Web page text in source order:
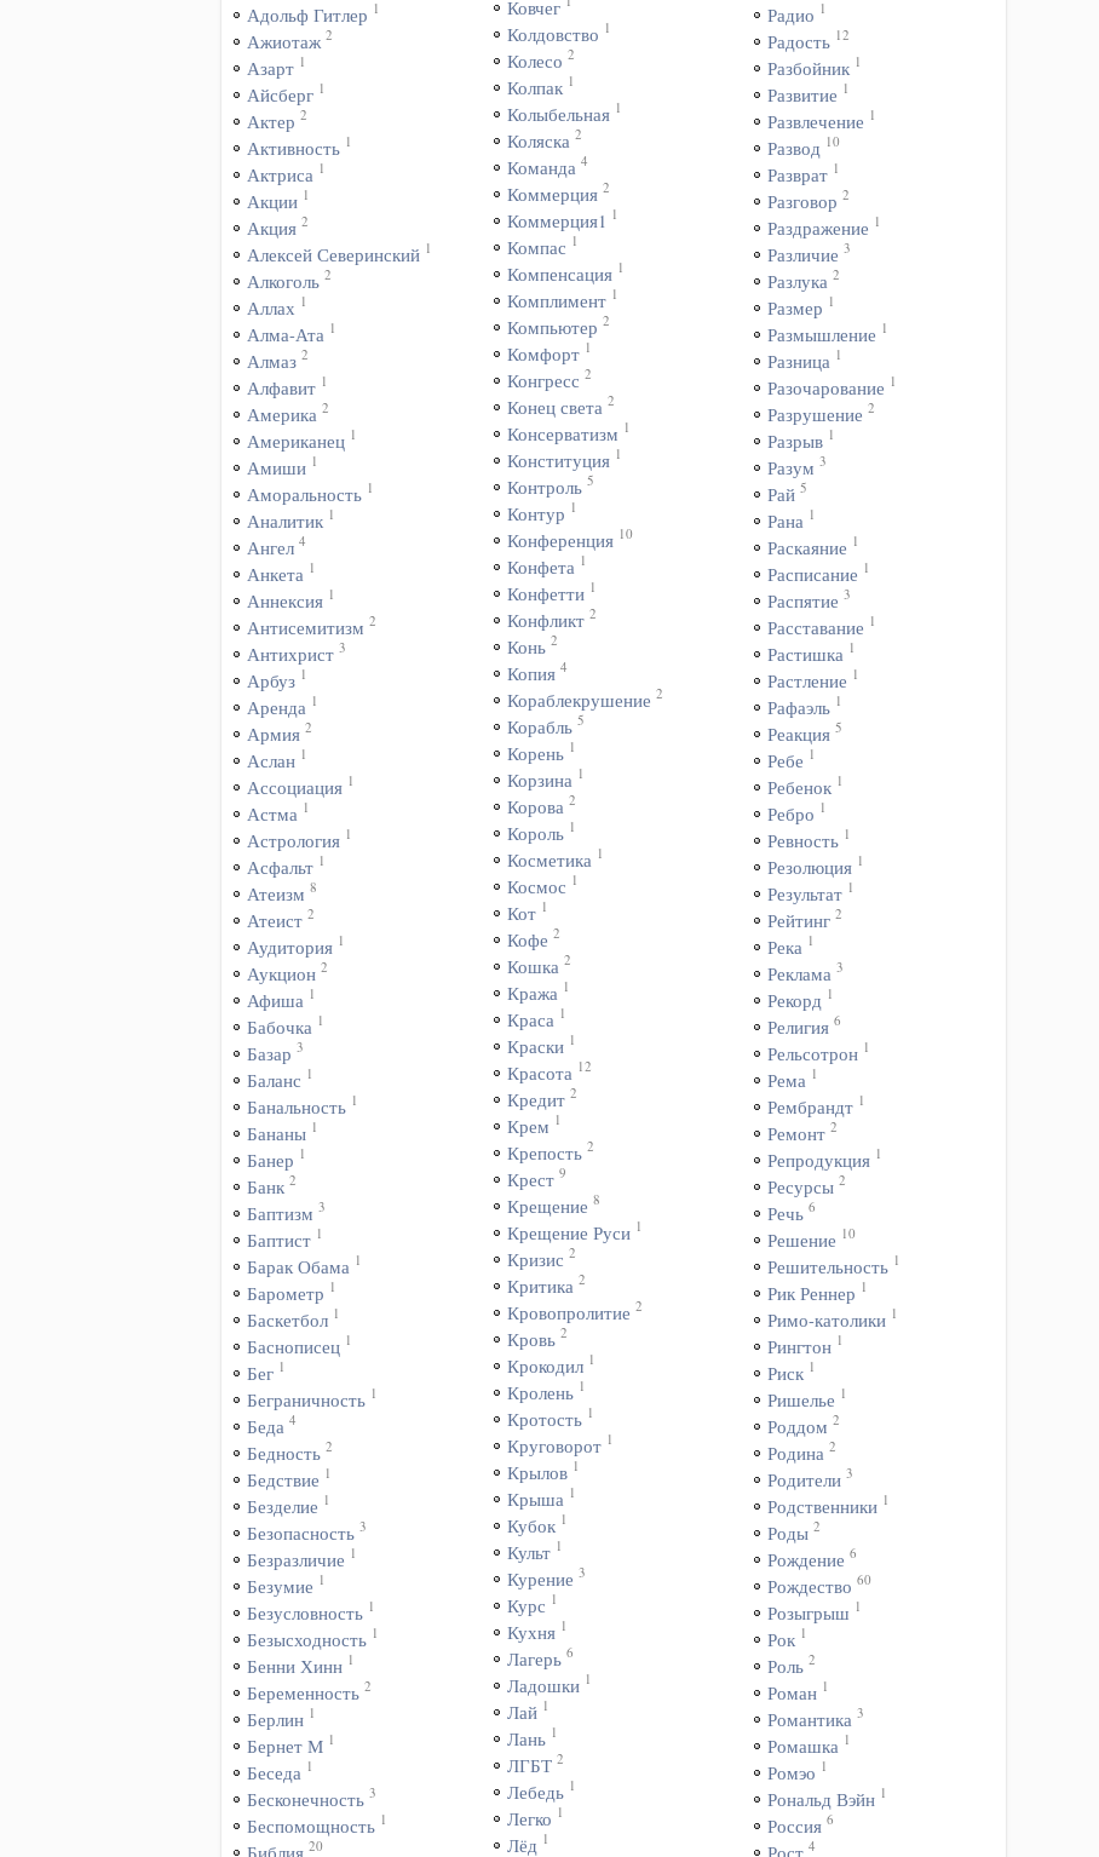
Адольф Гитлер 1
Ажиотаж 2
Азарт 1
Айсберг 1
Актер 2
Активность 1
Актриса 1
Акции 1
Акция 2
Алексей Северинский 1
Алкоголь 2
Аллах 1
Алма-Ата 1
Алмаз 2
Алфавит 1
Америка 2
Американец 1
Амиши 1
Аморальность 1
Аналитик 1
Ангел 4
Анкета 1
Аннексия 1
Антисемитизм 2
Антихрист 3
Арбуз 1
Аренда 1
Армия 2
Аслан 1
Ассоциация 1
Астма 1
Астрология 1
Асфальт 1
Атеизм 8
Атеист 2
Аудитория 1
Аукцион 2
Афиша 1
Бабочка 1
Базар 3
Баланс 1
Банальность 1
Бананы 1
Банер 1
Банк 2
Баптизм 3
Баптист 1
Барак Обама 1
Барометр 1
Баскетбол 1
Баснописец 1
Бег 1
Беграничность 1
Беда 4
Бедность 2
Бедствие 1
Безделие 1
Безопасность 3
Безразличие 1
Безумие 1
Безусловность 1
Безысходность 1
Бенни Хинн 1
Беременность 2
Берлин 1
Бернет М 1
Беседа 1
Бесконечность 3
Беспомощность 1
20
Ковчег
Колдовство 1
Колесо 2
Колпак 1
Колыбельная 1
Коляска 2
Команда 4
Коммерция 2
Коммерция1 1
Компас 1
Компенсация 1
Комплимент 1
Компьютер 2
Комфорт 1
Конгресс 2
Конец света 2
Консерватизм 1
Конституция 1
Контроль 5
Контур 1
Конференция 10
Конфета 1
Конфетти 1
Конфликт 2
Конь 2
Копия 4
Кораблекрушение 2
Корабль 5
Корень 1
Корзина 1
Корова 2
Король 1
Косметика 1
Космос 1
Кот 1
Кофе 2
Кошка 2
Кража 1
Краса 1
Краски 1
Красота 12
Кредит 2
Крем 1
Крепость 2
Крест 9
Крещение 8
Крещение Руси 1
Кризис 2
Критика 2
Кровопролитие 2
Кровь 2
Крокодил 1
Кролень 1
Кротость 1
Круговорот 1
Крылов 1
Крыша 1
Кубок 1
Культ 1
Курение 3
Курс 1
Кухня 1
Лагерь 6
Ладошки 1
Лай 1
Лань 1
ЛГБТ 2
Лебедь 1
Легко 1
Лёд 1
Радио 1
Радость 12
Разбойник 1
Развитие 1
Развлечение 1
Развод 10
Разврат 1
Разговор 2
Раздражение 1
Различие 3
Разлука 2
Размер 1
Размышление 1
Разница 1
Разочарование 1
Разрушение 2
Разрыв 1
Разум 3
Рай 5
Рана 1
Раскаяние 1
Расписание 1
Распятие 3
Расставание 1
Растишка 1
Растление 1
Рафаэль 1
Реакция 5
Ребе 1
Ребенок 1
Ребро 1
Ревность 1
Резолюция 1
Результат 1
Рейтинг 2
Река 1
Реклама 3
Рекорд 1
Религия 6
Рельсотрон 1
Рема 1
Рембрандт 1
Ремонт 2
Репродукция 1
Ресурсы 2
Речь 6
Решение 10
Решительность 1
Рик Реннер 1
Римо-католики 1
Рингтон 1
Риск 1
Ришелье 1
Роддом 2
Родина 2
Родители 3
Родственники 1
Роды 2
Рождение 6
Рождество 60
Розыгрыш 1
Рок 1
Роль 2
Роман 1
Романтика 3
Ромашка 1
Ромэо 1
Рональд Вэйн 1
Россия 6
4